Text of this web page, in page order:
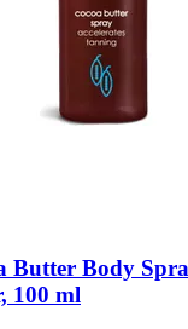
Butter Body
100 ml